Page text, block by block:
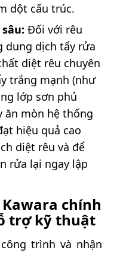
dột cấu trúc.
Đối với rêu
dung dịch tẩy rửa
diệt rêu chuyên
trắng mạnh (như
lớp sơn phủ
ăn mòn hệ thống
hiệu quả cao
diệt rêu và để
rửa lại ngay lập
chính
trợ kỹ thuật
trình và nhận